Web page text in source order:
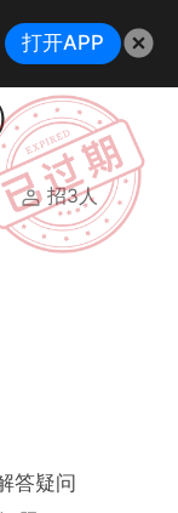
招3人
答疑问
打开APP